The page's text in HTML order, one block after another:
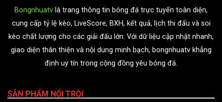
Bongnhuatv là trang thông tin bóng đá trực tuyến toàn diện,
cung cấp tỷ lệ kèo, LiveScore, BXH, kết quả, lịch thi đấu và soi
kèo chất lượng cho các giải đấu lớn. Với dữ liệu cập nhật nhanh,
giao diện thân thiện và nội dung minh bạch, bongnhuatv khẳng
định uy tín trong cộng đồng yêu bóng đá.
SẢN PHẨM NỔI TRỘI